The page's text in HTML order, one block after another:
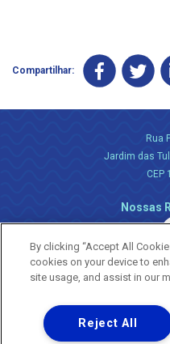
Compartilhar:
Rua
Jardim das
CEP
Nossas
Uma empresa
Copyright
By clicking “Accept All
cookies on your device to
site usage, and assist in our
Reject All